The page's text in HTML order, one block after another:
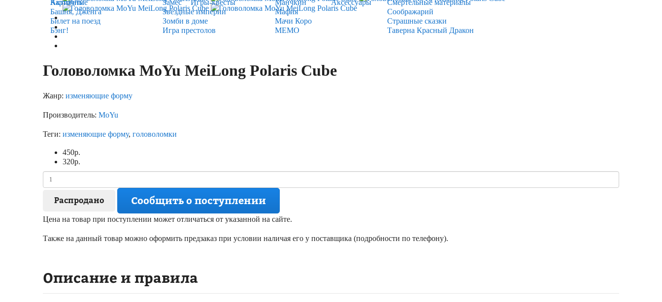
Карточные
Игры-квесты
Аксессуары
Активити
Башня, Дженга
Билет на поезд
Бэнг!
Замес
Звёздные империи
Зомби в доме
Игра престолов
Манчкин
Мафия
Мачи Коро
МЕМО
Смертельные материалы
Соображарий
Страшные сказки
Таверна Красный Дракон
Головоломка MoYu MeiLong Polaris Cube
Жанр: изменяющие форму
Производитель: MoYu
Теги: изменяющие форму, головоломки
450р.
320р.
Распродано Сообщить о поступлении
Цена на товар при поступлении может отличаться от указанной на сайте.
Также на данный товар можно оформить предзаказ при условии наличая его у поставщика (подробности по телефону).
Описание и правила